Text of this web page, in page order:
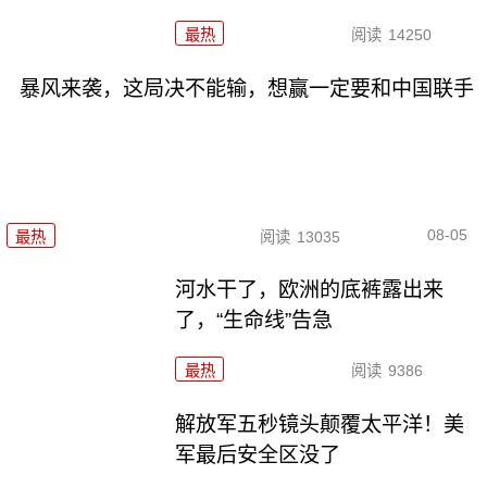
最热 阅读 14250
暴风来袭，这局决不能输，想赢一定要和中国联手
最热 阅读 13035 08-05
河水干了，欧洲的底裤露出来
了，“生命线”告急
最热 阅读 9386
解放军五秒镜头颠覆太平洋！美
军最后安全区没了